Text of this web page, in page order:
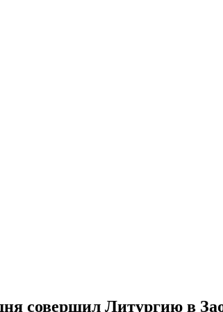
совершил Литургию в